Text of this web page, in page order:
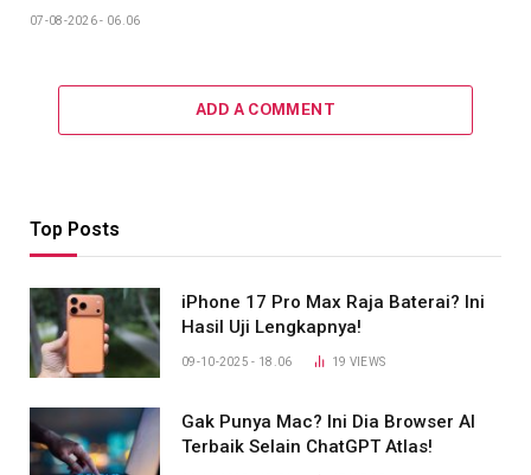
07-08-2026 - 06.06
ADD A COMMENT
Top Posts
iPhone 17 Pro Max Raja Baterai? Ini
Hasil Uji Lengkapnya!
09-10-2025 - 18.06 19 VIEWS
Gak Punya Mac? Ini Dia Browser AI
Terbaik Selain ChatGPT Atlas!